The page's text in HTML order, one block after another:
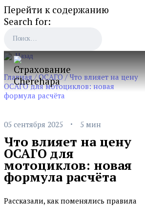
Перейти к содержанию
Search for:
Назад
Главная/ОСАГО/Что влияет на цену
ОСАГО для мотоциклов: новая
формула расчёта
05 сентября 2025 · 5 мин
Что влияет на цену
ОСАГО для
мотоциклов: новая
формула расчёта
Рассказали, как поменялись правила